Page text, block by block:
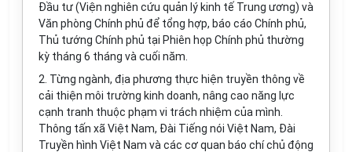
Đầu tư (Viện nghiên cứu quản lý kinh tế Trung ương) và
Văn phòng Chính phủ để tổng hợp, báo cáo Chính phủ,
Thủ tướng Chính phủ tại Phiên họp Chính phủ thường
kỳ tháng 6 tháng và cuối năm.
2. Từng ngành, địa phương thực hiện truyền thông về
cải thiện môi trường kinh doanh, nâng cao năng lực
cạnh tranh thuộc phạm vi trách nhiệm của mình.
Thông tấn xã Việt Nam, Đài Tiếng nói Việt Nam, Đài
Truyền hình Việt Nam và các cơquan báo chí chủ động